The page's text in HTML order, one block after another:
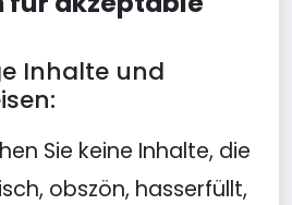
Inhalte und
Sie keine Inhalte, die
obszön, hasserfüllt,